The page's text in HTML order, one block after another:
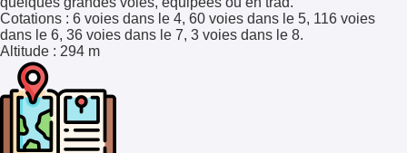
Cotations : 6 voies dans le 4, 60 voies dans le 5, 116 voies
dans le 6, 36 voies dans le 7, 3 voies dans le 8.
Altitude : 294 m